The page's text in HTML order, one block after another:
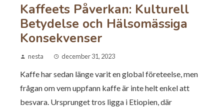
Kaffeets Påverkan: Kulturell
Betydelse och Hälsomässiga
Konsekvenser
nesta december 31, 2023
Kaffe har sedan länge varit en global företeelse, men
frågan om vem uppfann kaffe är inte helt enkel att
besvara. Ursprunget tros ligga i Etiopien, där